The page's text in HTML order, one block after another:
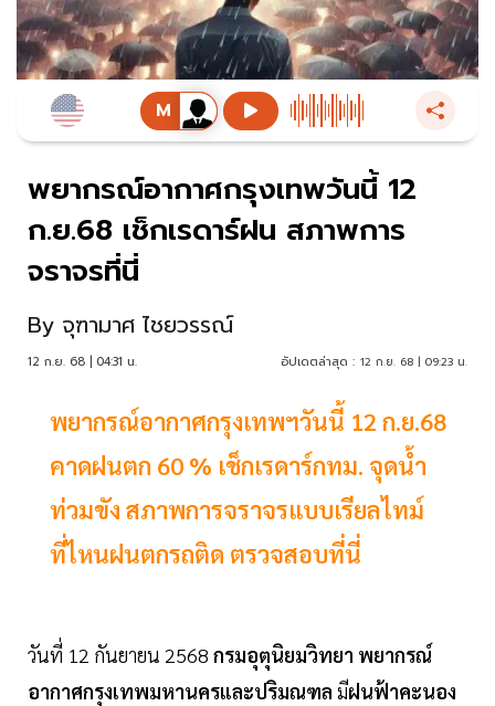
พยากรณ์อากาศกรุงเทพวันนี้ 12
ก.ย.68 เช็กเรดาร์ฝน สภาพการ
จราจรที่นี่
By จุฑามาศ ไชยวรรณ์
12 ก.ย. 68 | 04:31 น. อัปเดตล่าสุด : 12 ก.ย. 68 | 09:23 น.
พยากรณ์อากาศกรุงเทพฯวันนี้ 12 ก.ย.68
คาดฝนตก 60 % เช็กเรดาร์กทม. จุดน้ำ
ท่วมขัง สภาพการจราจรแบบเรียลไทม์
ที่ไหนฝนตกรถติด ตรวจสอบที่นี่
วันที่ 12 กันยายน 2568 กรมอุตุนิยมวิทยา พยากรณ์
อากาศกรุงเทพมหานครและปริมณฑล มีฝนฟ้าคะนอง